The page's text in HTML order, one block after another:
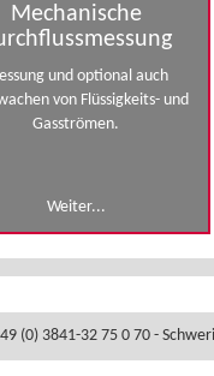
Mechanische
und optional auch
von Flüssigkeits- und
Gasströmen.
Weiter...
(0) 3841-32 75 0 70 -